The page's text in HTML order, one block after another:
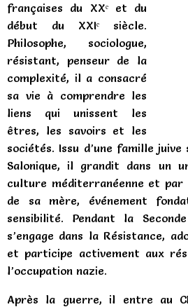
françaises du XXᵉ et du
début du XXIᵉ siècle.
Philosophe, sociologue,
résistant, penseur de la
complexité, il a consacré
sa vie à comprendre les
liens qui unissent les
êtres, les savoirs et les
sociétés. Issu d’une famille
Salonique, il grandit dans un
culture méditerranéenne et par
de sa mère, événement
sensibilité. Pendant la
s’engage dans la Résistance,
et participe activement aux
l’occupation nazie.
Après la guerre, il entre au